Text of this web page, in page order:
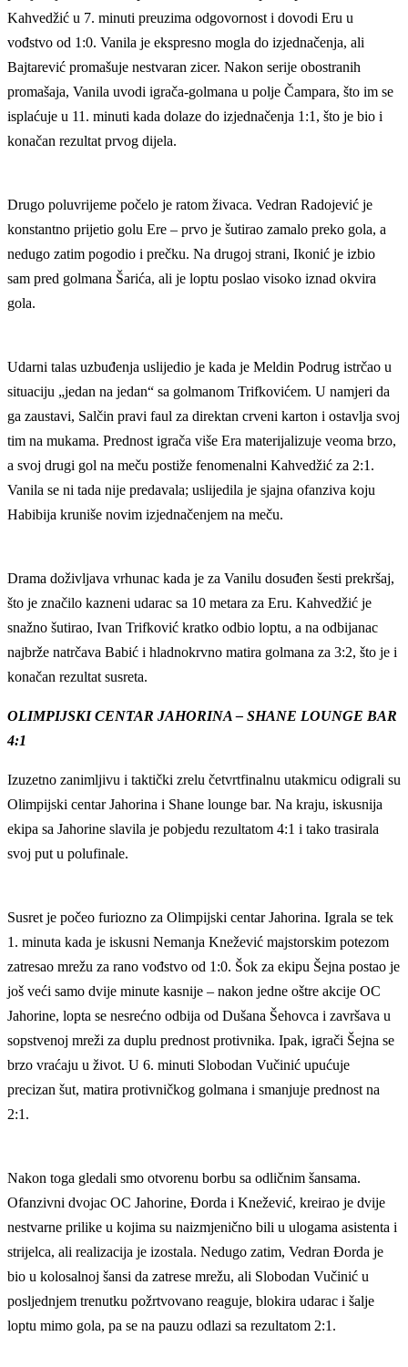
Kahvedžić u 7. minuti preuzima odgovornost i dovodi Eru u
vođstvo od 1:0. Vanila je ekspresno mogla do izjednačenja, ali
Bajtarević promašuje nestvaran zicer. Nakon serije obostranih
promašaja, Vanila uvodi igrača-golmana u polje Čampara, što im se
isplaćuje u 11. minuti kada dolaze do izjednačenja 1:1, što je bio i
konačan rezultat prvog dijela.
Drugo poluvrijeme počelo je ratom živaca. Vedran Radojević je
konstantno prijetio golu Ere – prvo je šutirao zamalo preko gola, a
nedugo zatim pogodio i prečku. Na drugoj strani, Ikonić je izbio
sam pred golmana Šarića, ali je loptu poslao visoko iznad okvira
gola.
Udarni talas uzbuđenja uslijedio je kada je Meldin Podrug istrčao u
situaciju „jedan na jedan“ sa golmanom Trifkovićem. U namjeri da
ga zaustavi, Salčin pravi faul za direktan crveni karton i ostavlja svoj
tim na mukama. Prednost igrača više Era materijalizuje veoma brzo,
a svoj drugi gol na meču postiže fenomenalni Kahvedžić za 2:1.
Vanila se ni tada nije predavala; uslijedila je sjajna ofanziva koju
Habibija kruniše novim izjednačenjem na meču.
Drama doživljava vrhunac kada je za Vanilu dosuđen šesti prekršaj,
što je značilo kazneni udarac sa 10 metara za Eru. Kahvedžić je
snažno šutirao, Ivan Trifković kratko odbio loptu, a na odbijanac
najbrže natrčava Babić i hladnokrvno matira golmana za 3:2, što je i
konačan rezultat susreta.
OLIMPIJSKI CENTAR JAHORINA – SHANE LOUNGE BAR
4:1
Izuzetno zanimljivu i taktički zrelu četvrtfinalnu utakmicu odigrali su
Olimpijski centar Jahorina i Shane lounge bar. Na kraju, iskusnija
ekipa sa Jahorine slavila je pobjedu rezultatom 4:1 i tako trasirala
svoj put u polufinale.
Susret je počeo furiozno za Olimpijski centar Jahorina. Igrala se tek
1. minuta kada je iskusni Nemanja Knežević majstorskim potezom
zatresao mrežu za rano vođstvo od 1:0. Šok za ekipu Šejna postao je
još veći samo dvije minute kasnije – nakon jedne oštre akcije OC
Jahorine, lopta se nesrećno odbija od Dušana Šehovca i završava u
sopstvenoj mreži za duplu prednost protivnika. Ipak, igrači Šejna se
brzo vraćaju u život. U 6. minuti Slobodan Vučinić upućuje
precizan šut, matira protivničkog golmana i smanjuje prednost na
2:1.
Nakon toga gledali smo otvorenu borbu sa odličnim šansama.
Ofanzivni dvojac OC Jahorine, Đorda i Knežević, kreirao je dvije
nestvarne prilike u kojima su naizmjenično bili u ulogama asistenta i
strijelca, ali realizacija je izostala. Nedugo zatim, Vedran Đorda je
bio u kolosalnoj šansi da zatrese mrežu, ali Slobodan Vučinić u
posljednjem trenutku požrtvovano reaguje, blokira udarac i šalje
loptu mimo gola, pa se na pauzu odlazi sa rezultatom 2:1.